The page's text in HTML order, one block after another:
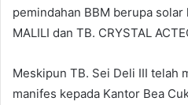
pemindahan BBM berupa solar
MALILI dan TB. CRYSTAL
Meskipun TB. Sei Deli III telah
manifes kepada Kantor Bea